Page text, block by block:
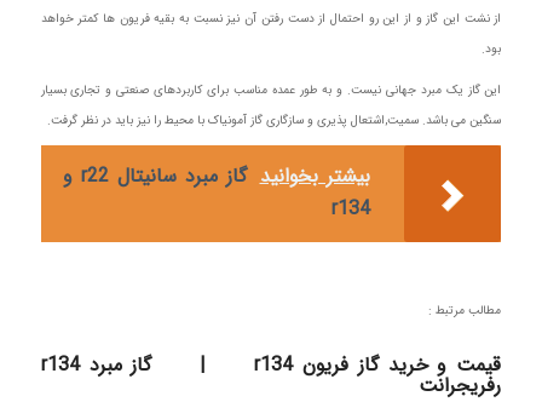
از نشت این گاز و از این رو احتمال از دست رفتن آن نیز نسبت به بقیه فریون ها کمتر خواهد
بود.
این گاز یک مبرد جهانی نیست. و به طور عمده مناسب برای کاربردهای صنعتی و تجاری بسیار
سنگین می باشد. سمیت,اشتعال پذیری و سازگاری گاز آمونیاک با محیط را نیز باید در نظر گرفت.
بیشتر بخوانید
گاز مبرد سانیتال r22 و
r134
مطالب مرتبط :
قیمت و خرید گاز فریون r134 | گاز مبرد r134
رفریجرانت